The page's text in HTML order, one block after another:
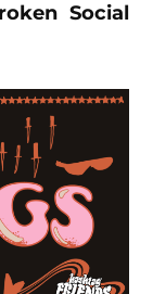
Social